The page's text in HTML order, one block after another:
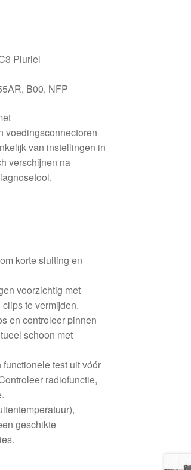
Pluriel
B00, NFP
voedingsconnectoren
van instellingen in
verschijnen na
korte sluiting en
voorzichtig met
te vermijden.
en controleer pinnen
schoon met
test uit vóór
radiofunctie,
geschikte